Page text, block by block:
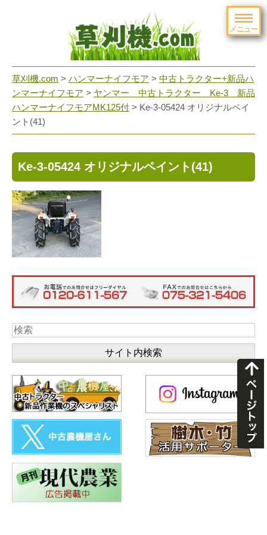
メニュー
草刈機.com > ハンマーナイフモア > 中古トラクター+新品ハ
ンマーナイフモア > ヤンマー 中古トラクター Ke-3 新品
ハンマーナイフモアMK125付 > Ke-3-05424 オリジナルペイ
ント(41)
Ke-3-05424 オリジナルペイント(41)